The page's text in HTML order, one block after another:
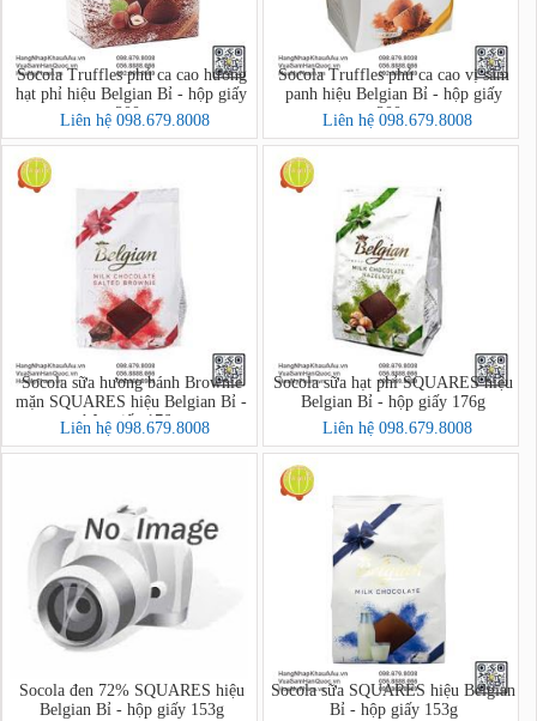
Socola Truffles phủ ca cao hương
hạt phỉ hiệu Belgian Bỉ - hộp giấy
200g
Liên hệ 098.679.8008
Socola Truffles phủ ca cao vị sâm
panh hiệu Belgian Bỉ - hộp giấy
200g
Liên hệ 098.679.8008
Socola sữa hương bánh Brownie
mặn SQUARES hiệu Belgian Bỉ -
hộp giấy 176g
Liên hệ 098.679.8008
Socola sữa hạt phỉ SQUARES hiệu
Belgian Bỉ - hộp giấy 176g
Liên hệ 098.679.8008
Socola đen 72% SQUARES hiệu
Belgian Bỉ - hộp giấy 153g
Socola sữa SQUARES hiệu Belgian
Bỉ - hộp giấy 153g